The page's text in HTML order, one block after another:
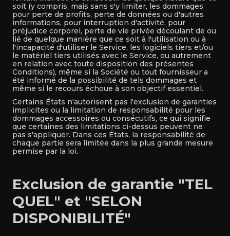
soit (y compris, mais sans s'y limiter, les dommages
pour perte de profits, perte de données ou d'autres
informations, pour interruption d'activité, pour
préjudice corporel, perte de vie privée découlant de ou
lié de quelque manière que ce soit à l'utilisation ou à
l'incapacité d'utiliser le Service, les logiciels tiers et/ou
le matériel tiers utilisés avec le Service, ou autrement
en relation avec toute disposition des présentes
Conditions), même si la Société ou tout fournisseur a
été informé de la possibilité de tels dommages et
même si le recours échoue à son objectif essentiel.
Certains États n'autorisent pas l'exclusion de garanties
implicites ou la limitation de responsabilité pour les
dommages accessoires ou consécutifs, ce qui signifie
que certaines des limitations ci-dessus peuvent ne
pas s'appliquer. Dans ces États, la responsabilité de
chaque partie sera limitée dans la plus grande mesure
permise par la loi.
Exclusion de garantie "TEL
QUEL" et "SELON
DISPONIBILITÉ"